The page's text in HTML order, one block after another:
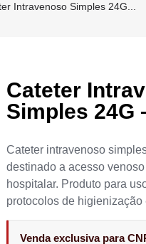
Intravenoso Simples 24G...
Cateter
Simples 24G
Cateter intravenoso
destinado a acesso
hospitalar. Produto para
protocolos de higienização
Venda exclusiva para